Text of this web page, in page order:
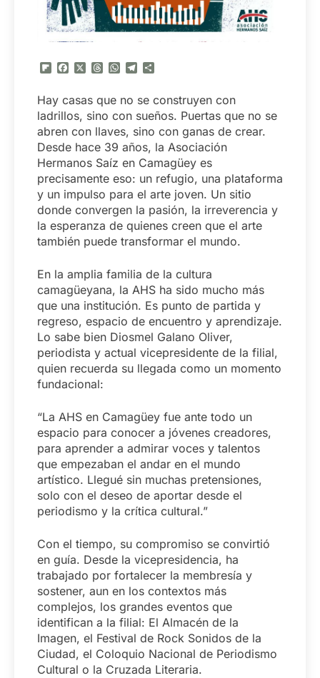
Flipboard
Facebook
X Threads
WhatsApp
Telegram
Hay casas que no se construyen con
ladrillos, sino con sueños. Puertas que no se
abren con llaves, sino con ganas de crear.
Desde hace 39 años, la Asociación
Hermanos Saíz en Camagüey es
precisamente eso: un refugio, una plataforma
y un impulso para el arte joven. Un sitio
donde convergen la pasión, la irreverencia y
la esperanza de quienes creen que el arte
también puede transformar el mundo.
En la amplia familia de la cultura
camagüeyana, la AHS ha sido mucho más
que una institución. Es punto de partida y
regreso, espacio de encuentro y aprendizaje.
Lo sabe bien Diosmel Galano Oliver,
periodista y actual vicepresidente de la filial,
quien recuerda su llegada como un momento
fundacional:
“La AHS en Camagüey fue ante todo un
espacio para conocer a jóvenes creadores,
para aprender a admirar voces y talentos
que empezaban el andar en el mundo
artístico. Llegué sin muchas pretensiones,
solo con el deseo de aportar desde el
periodismo y la crítica cultural.”
Con el tiempo, su compromiso se convirtió
en guía. Desde la vicepresidencia, ha
trabajado por fortalecer la membresía y
sostener, aun en los contextos más
complejos, los grandes eventos que
identifican a la filial: El Almacén de la
Imagen, el Festival de Rock Sonidos de la
Ciudad, el Coloquio Nacional de Periodismo
Cultural o la Cruzada Literaria.